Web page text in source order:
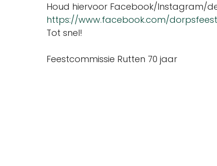
Houd hiervoor Facebook/Instagram/
https://www.facebook.com/
Tot snel!
Feestcommissie Rutten 70 jaar